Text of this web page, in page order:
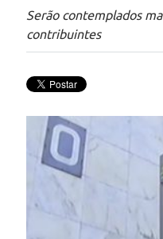
Serão contemplados
contribuintes